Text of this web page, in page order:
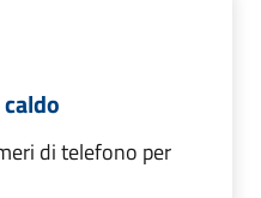
di telefono per